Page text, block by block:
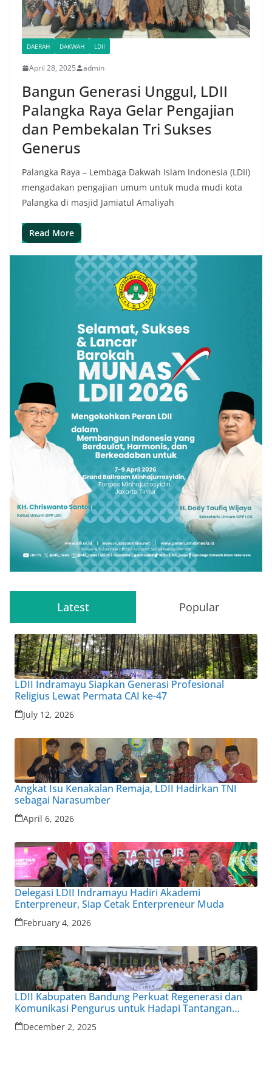
DAERAH DAKWAH LDII
April 28, 2025 admin
Bangun Generasi Unggul, LDII
Palangka Raya Gelar Pengajian
dan Pembekalan Tri Sukses
Generus
Palangka Raya – Lembaga Dakwah Islam Indonesia (LDII)
mengadakan pengajian umum untuk muda mudi kota
Palangka di masjid Jamiatul Amaliyah
Read More
Latest Popular
LDII Indramayu Siapkan Generasi Profesional
Religius Lewat Permata CAI ke-47
July 12, 2026
Angkat Isu Kenakalan Remaja, LDII Hadirkan TNI
sebagai Narasumber
April 6, 2026
Delegasi LDII Indramayu Hadiri Akademi
Enterpreneur, Siap Cetak Enterpreneur Muda
February 4, 2026
LDII Kabupaten Bandung Perkuat Regenerasi dan
Komunikasi Pengurus untuk Hadapi Tantangan
Zaman
December 2, 2025